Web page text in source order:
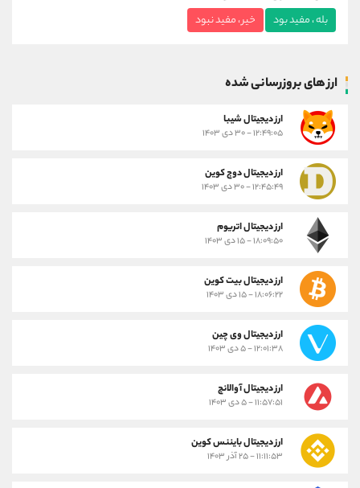
بله ، مفید بود خیر ، مفید نبود
ارز های بروزرسانی شده
ارز ديجيتال شیبا
۱۲:۴۹:۰۵ - ۳۰ دی ۱۴۰۳
ارز دیجیتال دوج کوین
۱۲:۴۵:۴۹ - ۳۰ دی ۱۴۰۳
ارز دیجیتال اتریوم
۱۸:۰۹:۵۰ - ۱۵ دی ۱۴۰۳
ارز دیجیتال بیت کوین
۱۸:۰۶:۲۲ - ۱۵ دی ۱۴۰۳
ارز دیجیتال وی چین
۱۲:۰۱:۳۸ - ۵ دی ۱۴۰۳
ارز دیجیتال آوالانچ
۱۱:۵۷:۵۱ - ۵ دی ۱۴۰۳
ارز دیجیتال بایننس کوین
۱۱:۱۱:۵۳ - ۲۵ آذر ۱۴۰۳